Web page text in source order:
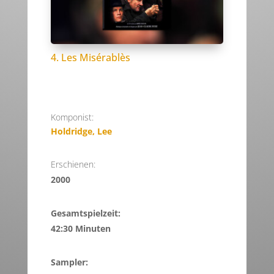
4. Les Misérablès
Komponist:
Holdridge, Lee
Erschienen:
2000
Gesamtspielzeit:
42:30 Minuten
Sampler: